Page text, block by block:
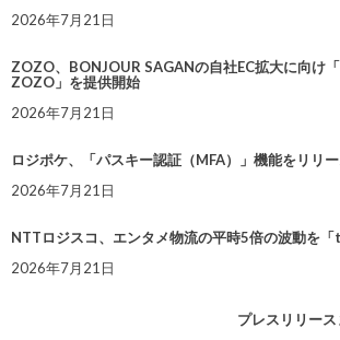
2026年7月21日
ZOZO、BONJOUR SAGANの自社EC拡大に向け
ZOZO」を提供開始
2026年7月21日
ロジポケ、「パスキー認証（MFA）」機能をリリ
2026年7月21日
NTTロジスコ、エンタメ物流の平時5倍の波動を
2026年7月21日
プレスリリー